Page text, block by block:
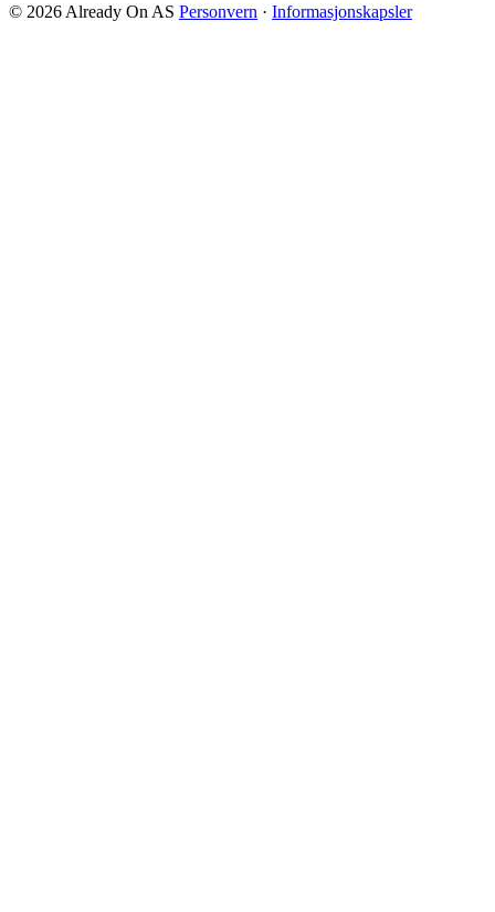
© 2026 Already On AS Personvern · Informasjonskapsler